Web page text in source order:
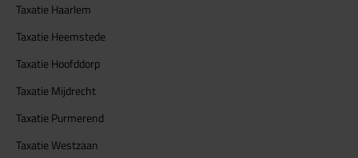
Taxatie Haarlem
Taxatie Heemstede
Taxatie Hoofddorp
Taxatie Mijdrecht
Taxatie Purmerend
Taxatie Westzaan